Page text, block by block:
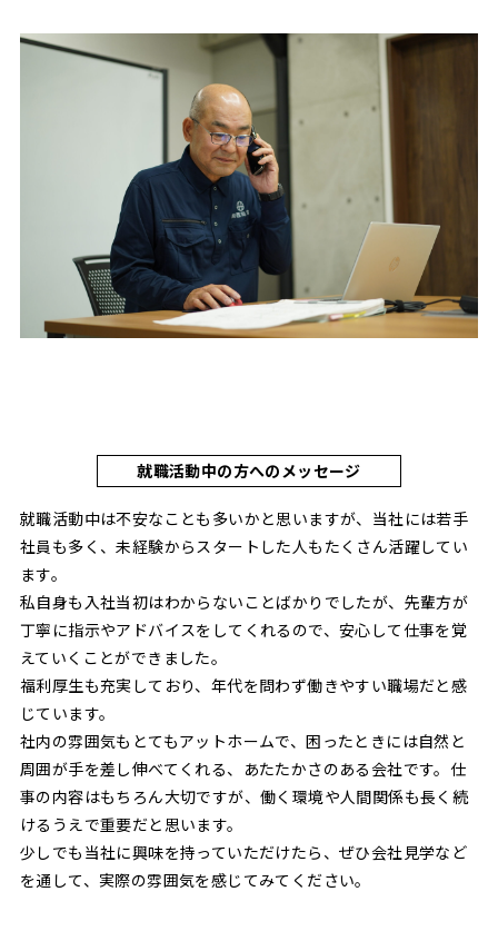
就職活動中の方へのメッセージ
就職活動中は不安なことも多いかと思いますが、当社には若手
社員も多く、未経験からスタートした人もたくさん活躍してい
ます。
私自身も入社当初はわからないことばかりでしたが、先輩方が
丁寧に指示やアドバイスをしてくれるので、安心して仕事を覚
えていくことができました。
福利厚生も充実しており、年代を問わず働きやすい職場だと感
じています。
社内の雰囲気もとてもアットホームで、困ったときには自然と
周囲が手を差し伸べてくれる、あたたかさのある会社です。仕
事の内容はもちろん大切ですが、働く環境や人間関係も長く続
けるうえで重要だと思います。
少しでも当社に興味を持っていただけたら、ぜひ会社見学など
を通して、実際の雰囲気を感じてみてください。